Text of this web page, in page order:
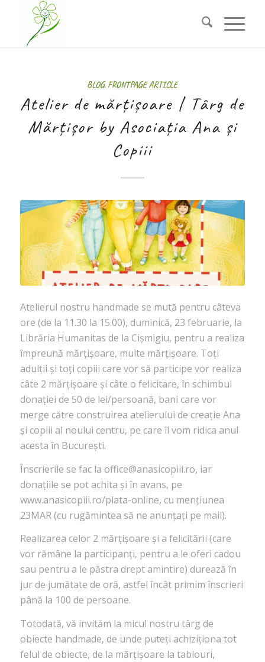
BLOG, FRONTPAGE ARTICLE
Atelier de mărțișoare | Târg de
Mărțișor by Asociația Ana și
Copiii
Atelierul nostru handmade se mută pentru câteva
ore (de la 11.30 la 15.00), duminică, 23 februarie, la
Librăria Humanitas de la Cişmigiu, pentru a realiza
împreună mărțișoare, multe mărțișoare. Toți
adulții și toți copiii care vor să participe vor realiza
câte 2 mărțișoare și câte o felicitare, în schimbul
donației de 50 de lei/persoană, bani care vor
merge către construirea atelierului de creație Ana
și copiii al noului centru, pe care îl vom ridica anul
acesta în București.
Înscrierile se fac la office@anasicopiii.ro, iar
donațiile se pot achita și în avans, pe
www.anasicopiii.ro/plata-online, cu mențiunea
23MAR (cu rugămintea să ne anunțați pe mail).
Realizarea celor 2 mărțișoare și a felicitării (care
vor rămâne la participanți, pentru a le oferi cadou
sau pentru a le păstra drept amintire) durează în
jur de jumătate de oră, astfel încât primim înscrieri
până la 100 de persoane.
Totodată, vă invităm la micul nostru târg de
obiecte handmade, de unde puteți achiziționa tot
felul de obiecte, de la mărțișoare la tablouri,